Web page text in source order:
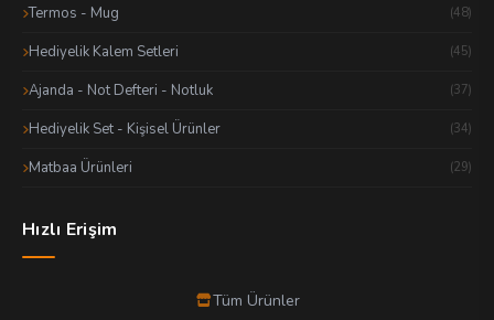
Termos - Mug (48)
Hediyelik Kalem Setleri (45)
Ajanda - Not Defteri - Notluk (37)
Hediyelik Set - Kişisel Ürünler (34)
Matbaa Ürünleri (29)
Hızlı Erişim
Tüm Ürünler